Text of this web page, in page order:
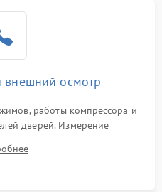
внешний осмотр
работы компрессора и
дверей. Измерение
проверка термостата и
с электронного дисплея.